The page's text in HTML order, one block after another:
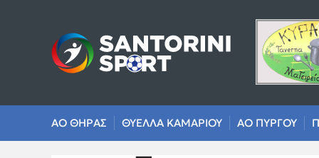
ΑΟ ΘΗΡΑΣ ΘΥΕΛΛΑ ΚΑΜΑΡΙΟΥ ΑΟ ΠΥΡΓΟΥ